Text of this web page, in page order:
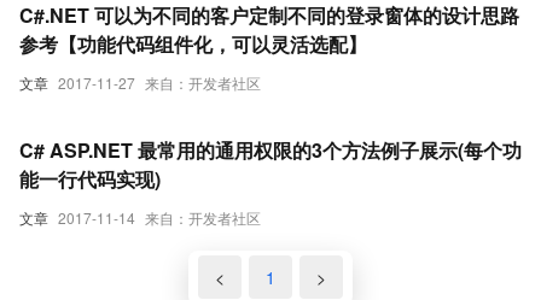
文章 2017-11-27 来自：开发者社区
C#.NET 可以为不同的客户定制不同的登录窗体的设计思路
参考【功能代码组件化，可以灵活选配】
文章 2017-11-14 来自：开发者社区
C# ASP.NET 最常用的通用权限的3个方法例子展示(每个功
能一行代码实现)
< 1 >